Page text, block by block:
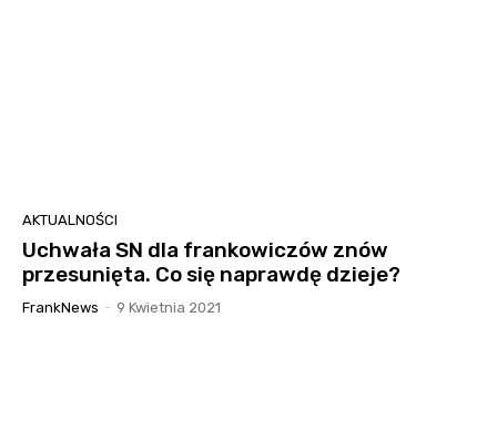
AKTUALNOŚCI
Uchwała SN dla frankowiczów znów
przesunięta. Co się naprawdę dzieje?
FrankNews - 9 Kwietnia 2021